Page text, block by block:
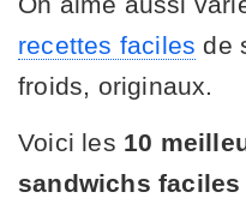
recettes faciles de
froids, originaux.
Voici les 10
sandwichs